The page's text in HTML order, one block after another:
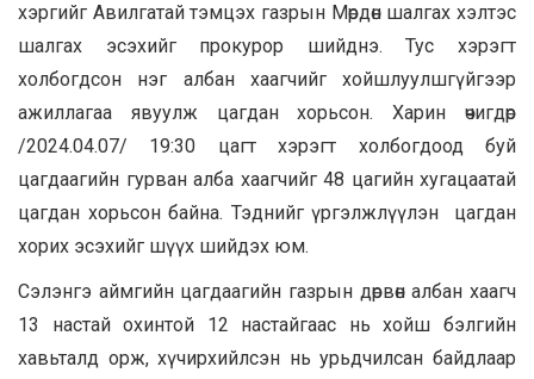
хэргийг Авилгатай тэмцэх газрын Мөрдөн шалгах хэлтэс
шалгах эсэхийг прокурор шийднэ. Тус хэрэгт
холбогдсон нэг албан хаагчийг хойшлуулшгүйгээр
ажиллагаа явуулж цагдан хорьсон. Харин өчигдөр
/2024.04.07/ 19:30 цагт хэрэгт холбогдоод буй
цагдаагийн гурван алба хаагчийг 48 цагийн хугацаатай
цагдан хорьсон байна. Тэднийг үргэлжлүүлэн цагдан
хорих эсэхийг шүүх шийдэх юм.
Сэлэнгэ аймгийн цагдаагийн газрын дөрвөн албан хаагч
13 настай охинтой 12 настайгаас нь хойш бэлгийн
хавьталд орж, хүчирхийлсэн нь урьдчилсан байдлаар